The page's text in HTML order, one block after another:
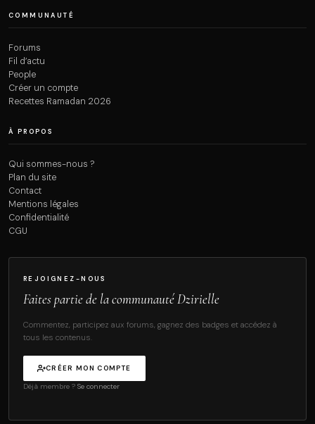
COMMUNAUTÉ
Forums
Fil d’actu
People
Créer un compte
Recettes Ramadan 2026
À PROPOS
Qui sommes-nous ?
Plan du site
Contact
Mentions légales
Confidentialité
CGU
REJOIGNEZ-NOUS
Faites partie de la communauté Dzirielle
Commentez, participez aux forums, gagnez des badges et accédez à
tous les contenus.
CRÉER MON COMPTE
Déjà membre ? Se connecter